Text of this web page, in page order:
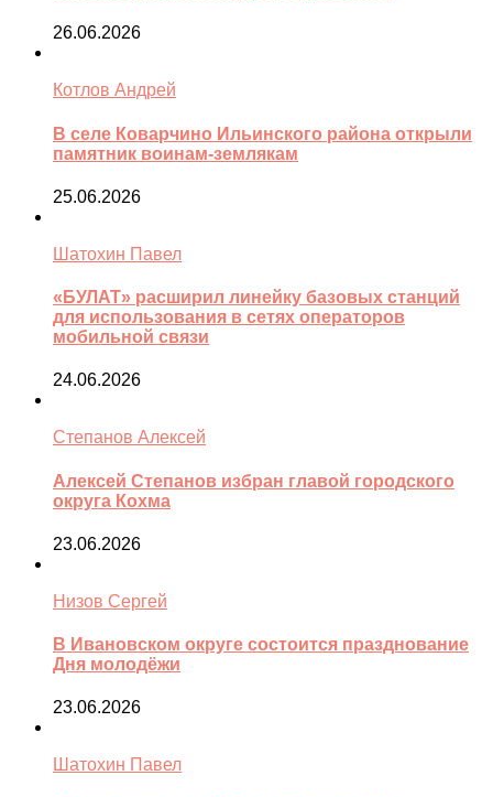
26.06.2026
Котлов Андрей
В селе Коварчино Ильинского района открыли
памятник воинам-землякам
25.06.2026
Шатохин Павел
«БУЛАТ» расширил линейку базовых станций
для использования в сетях операторов
мобильной связи
24.06.2026
Степанов Алексей
Алексей Степанов избран главой городского
округа Кохма
23.06.2026
Низов Сергей
В Ивановском округе состоится празднование
Дня молодёжи
23.06.2026
Шатохин Павел